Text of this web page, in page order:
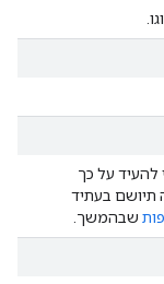
להעיד על כך
תיושם בעתיד
שבהמשך.